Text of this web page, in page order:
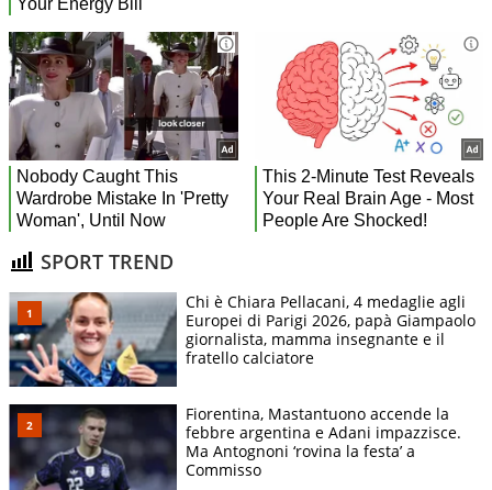
SPORT TREND
Chi è Chiara Pellacani, 4 medaglie agli
Europei di Parigi 2026, papà Giampaolo
giornalista, mamma insegnante e il
fratello calciatore
Fiorentina, Mastantuono accende la
febbre argentina e Adani impazzisce.
Ma Antognoni ‘rovina la festa’ a
Commisso